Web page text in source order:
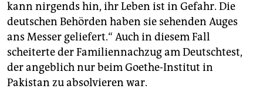
kann nirgends hin, ihr Leben ist in Gefahr. Die
deutschen Behörden haben sie sehenden Auges
ans Messer geliefert.“ Auch in diesem Fall
scheiterte der Familiennachzug am Deutschtest,
der angeblich nur beim Goethe-Institut in
Pakistan zu absolvieren war.